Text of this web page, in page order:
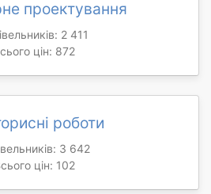
проектування
2 411
цін: 872
роботи
3 642
цін: 102